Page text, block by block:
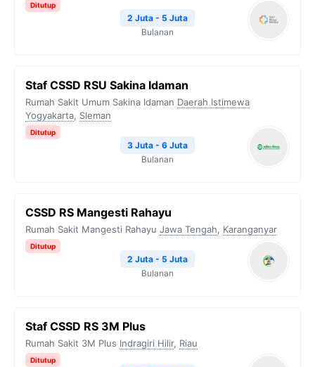
Ditutup
2 Juta - 5 Juta
Bulanan
Staf CSSD RSU Sakina Idaman
Rumah Sakit Umum Sakina Idaman Daerah Istimewa
Yogyakarta, Sleman
Ditutup
3 Juta - 6 Juta
Bulanan
⁠CSSD RS Mangesti Rahayu
Rumah Sakit Mangesti Rahayu Jawa Tengah, Karanganyar
Ditutup
2 Juta - 5 Juta
Bulanan
Staf CSSD RS 3M Plus
Rumah Sakit 3M Plus Indragiri Hilir, Riau
Ditutup